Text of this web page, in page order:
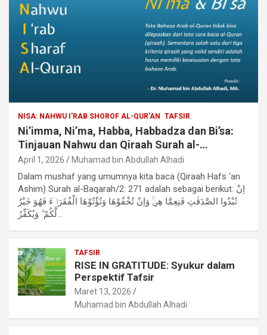
NISA: NAHWU I'RAB SHOROF AL-QUR'AN TAFSIR
Ni’imma, Ni’ma, Habba, Habbadza dan Bi’sa:
Tinjauan Nahwu dan Qiraah Surah al-
Baqarah/2: 271
April 1, 2026 Muhamad bin Abdullah Alhadi
Dalam mushaf yang umumnya kita baca (Qiraah Hafs ‘an
Ashim) Surah al-Baqarah/2: 271 adalah sebagai berikut: اِنْ
تُبْدُوا الصَّدَقٰتِ فَنِعِمَّا هِيَۚ وَاِنْ تُخْفُوْهَا وَتُؤْتُوْهَا الْفُقَرَاۤءَ فَهُوَ خَيْرٌ
TAFSIR
RISE IN GRATITUDE: Syukur dalam
Perspektif Tafsir
Maret 13, 2026
Muhamad bin Abdullah Alhadi